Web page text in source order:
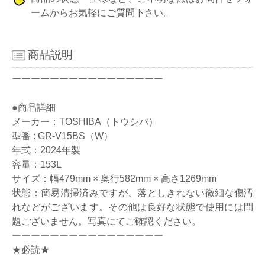
ームからお気軽にご質問下さい。
商品説明
ーーーーーーーーーーーーーーーー
●商品詳細
メーカー：TOSHIBA（トウシバ）
型番 : GR-V15BS（W）
年式：2024年製
容量：153L
サイズ：幅479mm × 奥行582mm × 高さ1269mm
状態：簡易清掃済みですが、落としきれない微細な傷汚
れなどがございます。その他は良好な状態で使用には問
題ございません。写真にてご確認ください。
ーーーーーーーーーーーーーーーー
★必読★